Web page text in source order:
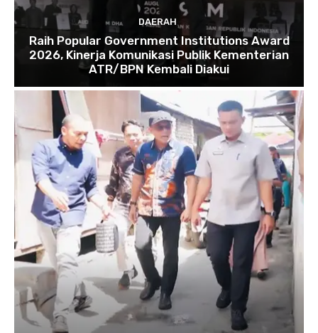
DAERAH
Raih Popular Government Institutions Award
2026, Kinerja Komunikasi Publik Kementerian
ATR/BPN Kembali Diakui